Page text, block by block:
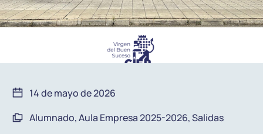
14 de mayo de 2026
Alumnado,Aula Empresa 2025-2026,Salidas